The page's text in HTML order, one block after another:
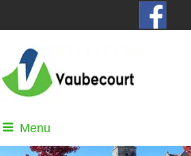
Menu